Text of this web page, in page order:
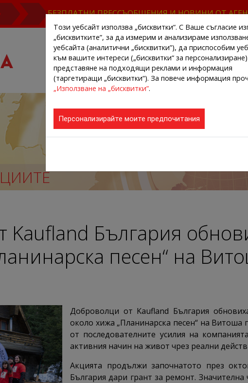
БЕЗПЛАТНИ ПРЕССЪОБЩЕНИЯ И НОВИНИ ОТ
НАЧАЛО НОВИНИ ОТ АГЕНЦИИТЕ
Kaufland България
песен“ на
Доброволци от Kaufland България
около хижа „Планинарска песен“ на
от последователните усилия на
активния начин на живот чрез реални
Акцията продължи започнатото през
България дари грант за ремонт.
Този уебсайт използва „бисквитки“. С Ваше съгласие
„бисквитките”, за да измерим и анализираме
уебсайта (аналитични „бисквитки”), да приспособим
към вашите интереси („бисквитки“ за
представяне на подходящи реклами и информация
(таргетиращи „бисквитки“). За повече информация
„Използване на „бисквитки”.
Персонализирайте моите предпочитания